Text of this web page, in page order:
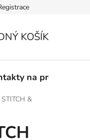
Odstoupení od
KOŠÍK
na prodejny
&